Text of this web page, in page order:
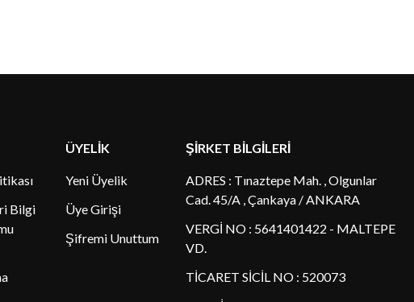
Bilgi
ÜYELİK
Yeni Üyelik
Üye Girişi
Şifremi Unuttum
ŞİRKET BİLGİLERİ
ADRES : Tınaztepe Mah. , Olgunlar
Cad. 45/A , Çankaya / ANKARA
VERGİ NO : 5641401422 - MALTEPE
VD.
TİCARET SİCİL NO : 520073